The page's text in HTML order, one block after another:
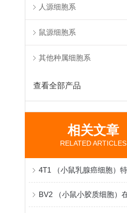
人源细胞系
鼠源细胞系
其他种属细胞系
查看全部产品
相关文章
RELATED ARTICLES